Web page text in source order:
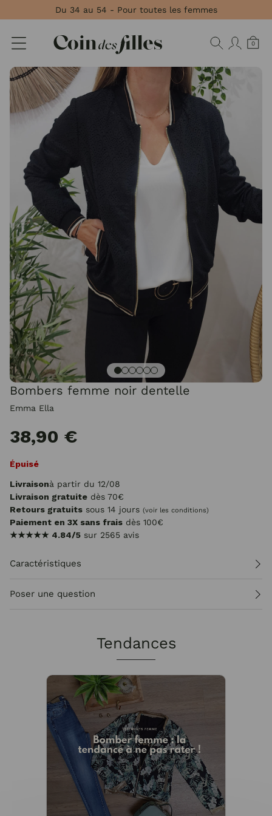
Du 34 au 54 - Pour toutes les femmes
0
Bombers femme noir dentelle
Emma Ella
38,90 €
Épuisé
Livraisonà partir du 12/08
Livraison gratuite dès 70€
Retours gratuits sous 14 jours (voir les conditions)
Paiement en 3X sans frais dès 100€
★★★★★ 4.84/5 sur 2565 avis
Caractéristiques
Poser une question
Tendances
Panneau de gestion des cookies